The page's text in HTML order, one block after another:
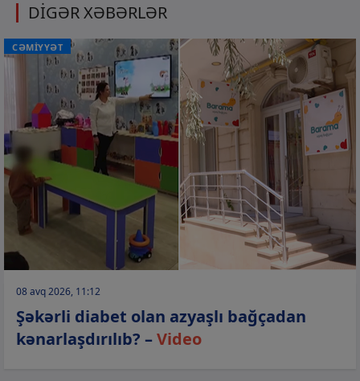
DİGƏR XƏBƏRLƏR
CƏMİYYƏT
08 avq 2026, 11:12
Şəkərli diabet olan azyaşlı bağçadan
kənarlaşdırılıb? –Video